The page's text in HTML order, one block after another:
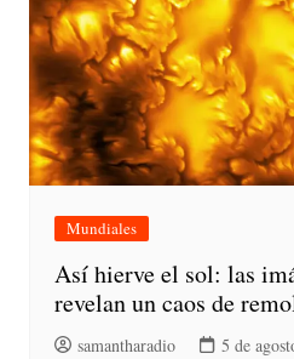
Mundiales
Así hierve el sol: las
revelan un caos de
samantharadio 5 de